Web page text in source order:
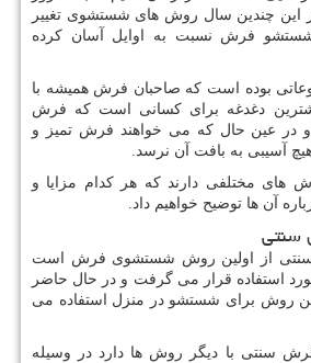
این چندین سال روش های شستشوی تغییر
فرش نسبت به اوایل آسان کرده
بوده است که صاحبان فرش همیشه با
دغدغه برای کسانی است که فرش
و در عین حال که می خواهند فرش تمیز و
آسیبی به بافت آن نرسد.
مختلفی دارند که هر کدام مزایا و
آن ها توضیح خواهیم داد.
از اولین روش شستشوی فرش است
استفاده قرار می گرفت و در حال حاضر
روش برای شستشو در منزل استفاده می
سنتی با دیگر روش ها دارد در وسیله